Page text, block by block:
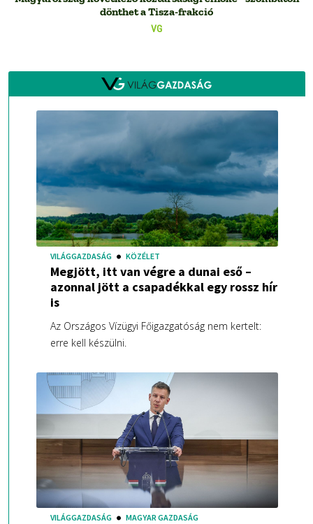
VG
dönthet a Tisza-frakció
VILÁGGAZDASÁG KÖZÉLET
Megjött, itt van végre a dunai eső –
azonnal jött a csapadékkal egy rossz hír
is
Az Országos Vízügyi Főigazgatóság nem kertelt:
erre kell készülni.
VILÁGGAZDASÁG MAGYAR GAZDASÁG